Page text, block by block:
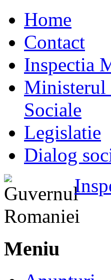
Home
Contact
Inspectia
Sociale
Legislatie
Dialog
Meniu